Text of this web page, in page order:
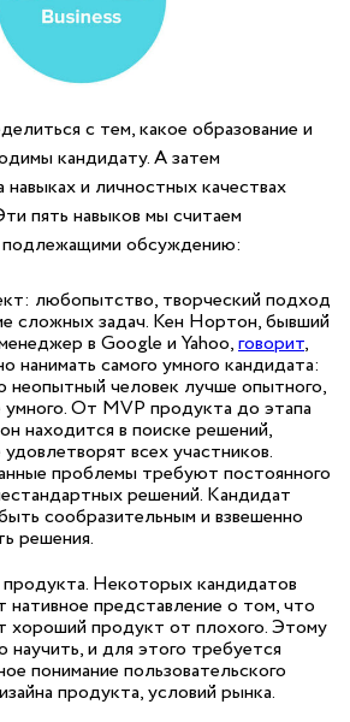
с тем, какое образование и
кандидату. А затем
и личностных качествах
пять навыков мы считаем
подлежащими обсуждению:
любопытство, творческий подход
сложных задач. Кен Нортон, бывший
в Google и Yahoo,говорит,
нанимать самого умного кандидата:
неопытный человек лучше опытного,
умного. От MVP продукта до этапа
находится в поиске решений,
всех участников.
проблемы требуют постоянного
решений. Кандидат
сообразительным и взвешенно
решения.
Некоторых кандидатов
нативное представление о том, что
хороший продукт от плохого. Этому
научить, и для этого требуется
понимание пользовательского
продукта, условий рынка.